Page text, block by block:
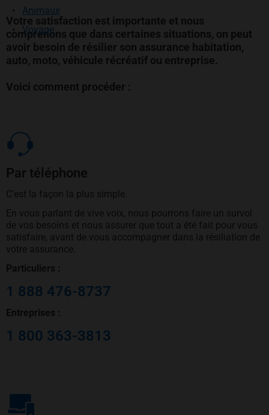
Animaux
Voyage
Votre satisfaction est importante et nous
comprenons que dans certaines situations, on peut
avoir besoin de résilier son assurance habitation,
auto, moto, véhicule récréatif ou entreprise.
Voici comment procéder :
Par téléphone
C’est la façon la plus simple.
En vous parlant de vive voix, nous pourrons faire un survol
de vos besoins et nous assurer que tout a été fait pour vous
satisfaire, avant de vous accompagner dans la résiliation de
votre assurance.
Particuliers :
1 888 476-8737
Entreprises :
1 800 363-3813